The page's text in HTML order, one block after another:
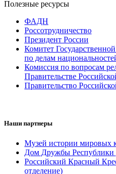
Полезные ресурсы
ФАДН
Россотрудничество
Президент России
Комитет
по делам
Комиссия по вопросам
Правительстве
Правительство
Наши партнеры
Музей истории мировых
Дом Дружбы Республики
Российский Красный
отделение)